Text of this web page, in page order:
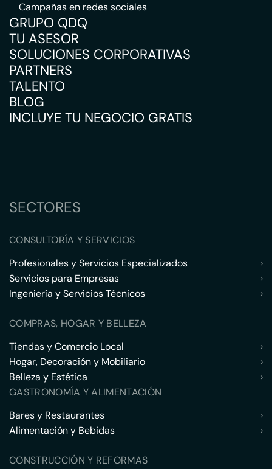
Campañas en redes sociales
GRUPO QDQ
TU ASESOR
SOLUCIONES CORPORATIVAS
PARTNERS
TALENTO
BLOG
INCLUYE TU NEGOCIO GRATIS
SECTORES
CONSULTORÍA Y SERVICIOS
Profesionales y Servicios Especializados
›
Servicios para Empresas
›
Ingeniería y Servicios Técnicos
›
COMPRAS, HOGAR Y BELLEZA
Tiendas y Comercio Local
›
Hogar, Decoración y Mobiliario
›
Belleza y Estética
›
GASTRONOMÍA Y ALIMENTACIÓN
Bares y Restaurantes
›
Alimentación y Bebidas
›
CONSTRUCCIÓN Y REFORMAS